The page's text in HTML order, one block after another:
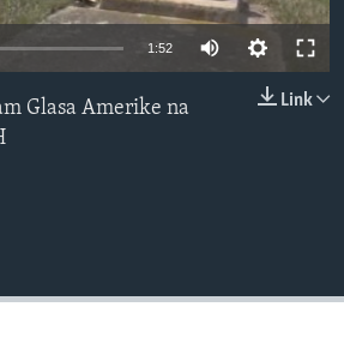
1:52
Link
Glasa Amerike na